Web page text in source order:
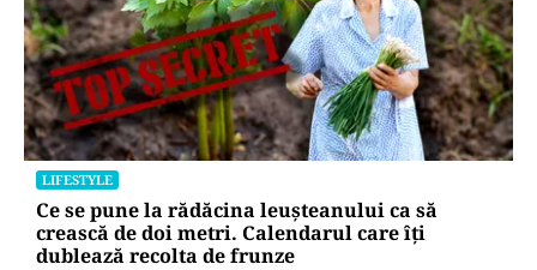
LIFESTYLE
Ce se pune la rădăcina leușteanului ca să
crească de doi metri. Calendarul care îți
dublează recolta de frunze